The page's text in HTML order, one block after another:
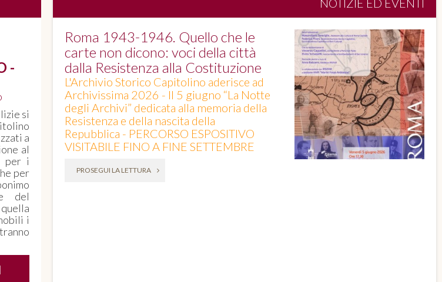
-
si
a
al
per i
per
del
i
Roma 1943-1946. Quello che le
carte non dicono: voci della città
dalla Resistenza alla Costituzione
L'Archivio Storico Capitolino aderisce ad
Archivissima 2026 - Il 5 giugno “La Notte
degli Archivi” dedicata alla memoria della
Resistenza e della nascita della
Repubblica - PERCORSO ESPOSITIVO
VISITABILE FINO A FINE SETTEMBRE
PROSEGUI LA LETTURA